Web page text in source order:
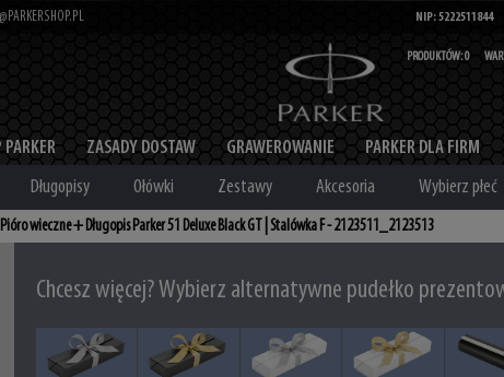
PARKER ZASADY DOSTAW GRAWEROWANIE PARKER DLA FIRM
PRODUKTÓW:0
NIP: 5222511844
Długopisy Ołówki Zestawy Akcesoria Wybierz płeć
wieczne + Długopis Parker 51 Deluxe Black GT | Stalówka F - 2123511_2123513
Chcesz więcej? Wybierz alternatywne pudełko